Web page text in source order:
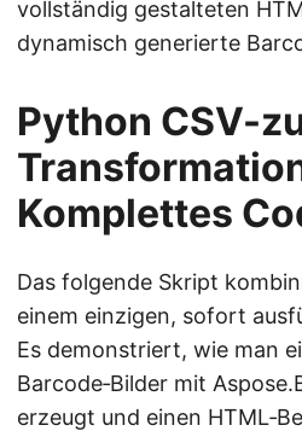
vollständig gestalteten
dynamisch generierte
Python CSV-
Komplettes
Das folgende Skript
einem einzigen, sofort
Es demonstriert, wie man
Barcode‑Bilder mit
erzeugt und einen